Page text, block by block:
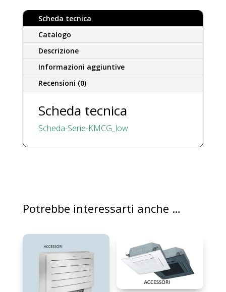
a
quantità
Scheda tecnica
Catalogo
Descrizione
Informazioni aggiuntive
Recensioni (0)
Scheda tecnica
Scheda-Serie-KMCG_low
Potrebbe interessarti anche …